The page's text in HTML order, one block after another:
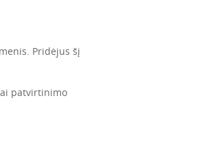
Pridėjus šį
patvirtinimo